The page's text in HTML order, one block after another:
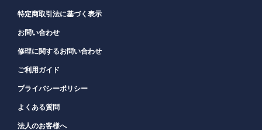
特定商取引法に基づく表示
お問い合わせ
修理に関するお問い合わせ
ご利用ガイド
プライバシーポリシー
よくある質問
法人のお客様へ